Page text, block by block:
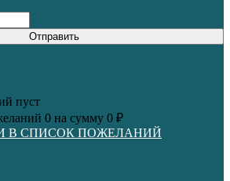
Отправить
пуст
0 на сумму 0 ₽
В СПИСОК ПОЖЕЛАНИЙ